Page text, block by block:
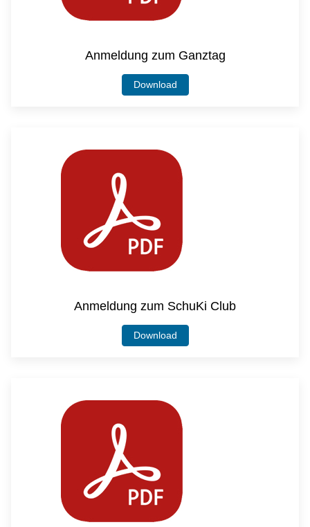
Anmeldung zum Ganztag
Download
Anmeldung zum SchuKi Club
Download